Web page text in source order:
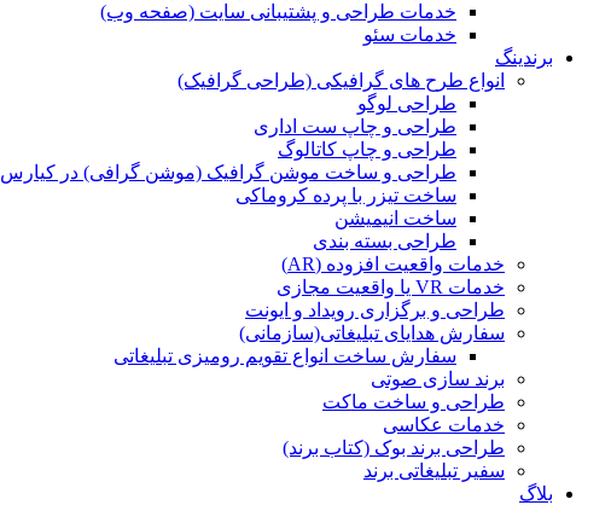
خدمات طراحی و پشتیبانی سایت (صفحه وب)
خدمات سئو
برندینگ
انواع طرح های گرافیکی (طراحی گرافیک)
طراحی لوگو
طراحی و چاپ ست اداری
طراحی و چاپ کاتالوگ
طراحی و ساخت موشن گرافیک (موشن گرافی) در کیارس
ساخت تیزر با پرده کروماکی
ساخت انیمیشن
طراحی بسته بندی
خدمات واقعیت افزوده (AR)
خدمات VR یا واقعیت مجازی
طراحی و برگزاری رویداد و ایونت
سفارش هدایای تبلیغاتی(سازمانی)
سفارش ساخت انواع تقویم رومیزی تبلیغاتی
برند سازی صوتی
طراحی و ساخت ماکت
خدمات عکاسی
طراحی برند بوک (کتاب برند)
سفیر تبلیغاتی برند
بلاگ